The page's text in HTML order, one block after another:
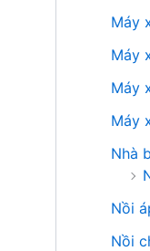
Máy
Máy
Máy
Máy
Nhà
Nồi
Nồi